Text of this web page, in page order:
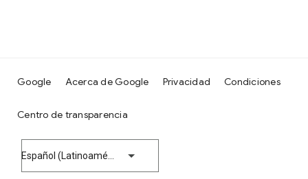
Google Acerca de Google Privacidad Condiciones
Centro de transparencia